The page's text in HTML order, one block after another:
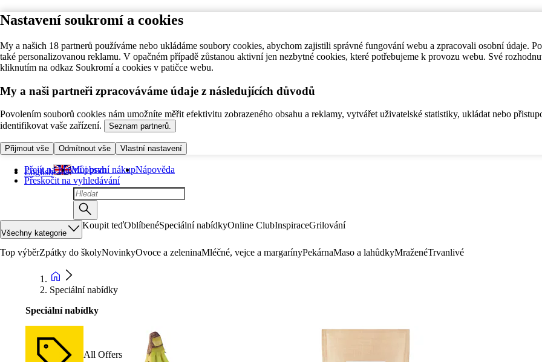
Nastavení soukromí a cookies
My a našich 18 partnerů používáme nebo ukládáme soubory cookies, abychom zajistili správné fungování webu a zpracovali osobní údaje.
také personalizovanou reklamu. V opačném případě zůstanou aktivní jen nezbytné cookies, které potřebujeme k provozu webu. Své
kliknutím na odkaz Soukromí a cookies v patičce webu.
My a naši partneři zpracováváme údaje z následujících důvodů
Povolením souborů cookies nám umožníte měřit efektivitu zobrazeného obsahu a reklamy, vytvářet uživatelské statistiky, ukládat nebo
identifikovat vaše zařízení.
Seznam partnerů.
Přijmout vše Odmítnout vše Vlastní nastavení
Přejít na hlavní obsah
Přeskočit na vyhledávání
English Můj první nákupNápověda
Všechny kategorie
Koupit teďOblíbenéSpeciální nabídkyOnline ClubInspiraceGrilování
Top výběrZpátky do školyNovinkyOvoce a zeleninaMléčné, vejce a margarínyPekárnaMaso a lahůdkyMraženéTrvanlivé
Speciální nabídky
Speciální nabídky
All Offers